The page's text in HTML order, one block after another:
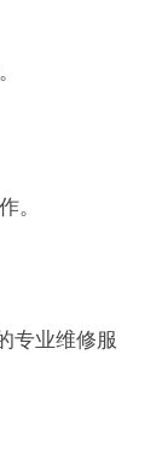
。
专业维修服